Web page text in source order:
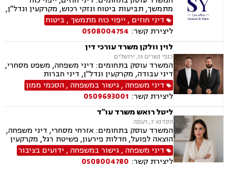
מתמשך, תביעות ביטוח ונזקי רכוש, מקרקעין ונדל"ן,
תמ"א 38, לשון הרע, ירושות וצוואות, מושבים
וקיבוצים, קבוצות רכישה, ליקוי בניה, פינוי בינוי,
פינוי מושכר, עסקאות מכר דירה, מגרשים לבניה,
נחלות ומשקים במושבים, רשות מקרקעי ישראל,
העברה בין דורית, בן ממשיך, נזקי גוף ותאונות,
תאונות דרכים, תאונות עבודה, תאונות תלמידים,
אובדן כושר עבודה, תאונות עקב רשלנות.
דיני חוזים , ייפוי כוח מתמשך, ביטוח
ליצירת קשר: 0508004754
לוין וולקן משרד עורכי דין
כנפי נשרים 13, ירושלים
המשרד עוסק בתחומים: דיני משפחה, משפט מסחרי,
דיני עבודה, מקרקעין ונדל"ן, דיני חברות
דיני משפחה ,גישור במשפחה , הסכמי ממון
ליצירת קשר: 0509693001
ליטל רואש משרד עו"ד
הסדנא 7, רעננה
המשרד עוסק בתחומים: אזרחי מסחרי, דיני משפחה,
הוצאה לפועל, חדלות פירעון, פשיטת רגל, מקרקעין
ונדל"ן, ייפוי כוח מתמשך, צבא ומשרד הביטחון,
ביטוח לאומי.
דיני משפחה ,גישור במשפחה , ידועים בציבור
ליצירת קשר: 0508004780